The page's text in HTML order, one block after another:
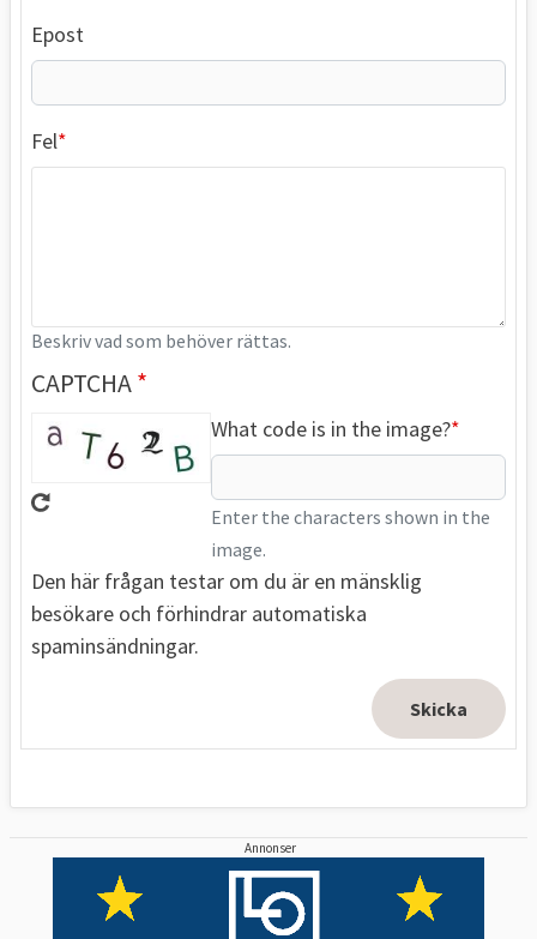
Epost
Fel
Beskriv vad som behöver rättas.
CAPTCHA
What code is in the image?
Enter the characters shown in the
image.
Den här frågan testar om du är en mänsklig
besökare och förhindrar automatiska
spaminsändningar.
Annonser